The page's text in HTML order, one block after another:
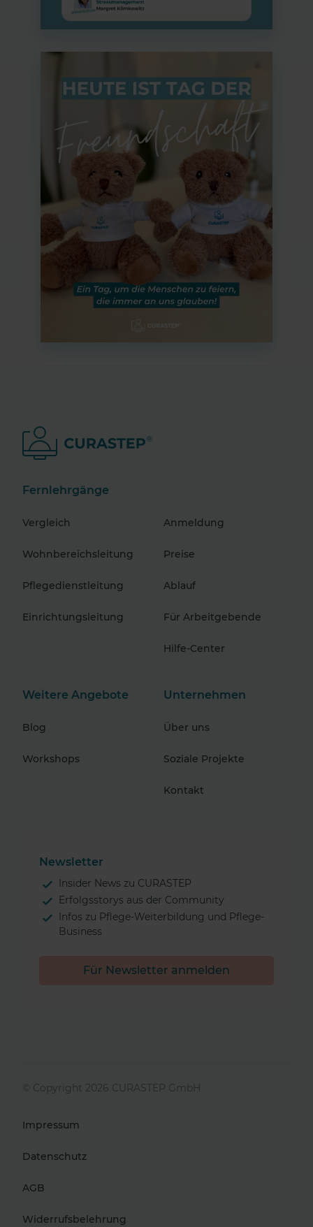
Fernlehrgänge
Vergleich
Wohnbereichsleitung
Pflegedienstleitung
Einrichtungsleitung
Anmeldung
Preise
Ablauf
Für Arbeitgebende
Hilfe-Center
Weitere Angebote
Blog
Workshops
Unternehmen
Über uns
Soziale Projekte
Kontakt
Newsletter
Insider News zu CURASTEP
Erfolgsstorys aus der Community
Infos zu Pflege-Weiterbildung und Pflege-
Business
Für Newsletter anmelden
© Copyright 2026 CURASTEP GmbH
Impressum
Datenschutz
AGB
Widerrufsbelehrung